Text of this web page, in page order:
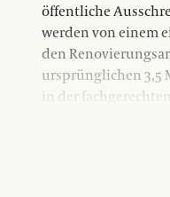
öffentliche
werden von einem
den
ursprünglichen 3,5
in der